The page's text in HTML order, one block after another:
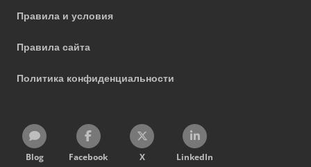
Правила и условия
Правила сайта
Политика конфиденциальности
Blog Facebook X LinkedIn